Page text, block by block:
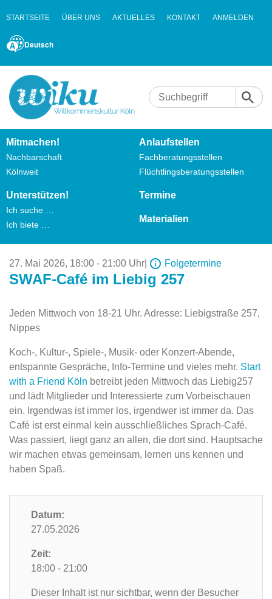
STARTSEITE ÜBER UNS AKTUELLES KONTAKT ANMELDEN
Deutsch
Mitmachen!
Nachbarschaft
Kölnweit
Anlaufstellen
Fachberatungsstellen
Flüchtlingsberatungsstellen
Unterstützen!
Ich suche …
Ich biete …
Termine
Materialien
27. Mai 2026, 18:00 - 21:00 Uhr Folgetermine
SWAF-Café im Liebig 257
Jeden Mittwoch von 18-21 Uhr. Adresse: Liebigstraße 257,
Nippes
Koch-, Kultur-, Spiele-, Musik- oder Konzert-Abende,
entspannte Gespräche, Info-Termine und vieles mehr. Start
with a Friend Köln betreibt jeden Mittwoch das Liebig257
und lädt Mitglieder und Interessierte zum Vorbeischauen
ein. Irgendwas ist immer los, irgendwer ist immer da. Das
Café ist erst einmal kein ausschließliches Sprach-Café.
Was passiert, liegt ganz an allen, die dort sind. Hauptsache
wir machen etwas gemeinsam, lernen uns kennen und
haben Spaß.
Datum:
27.05.2026
Zeit:
18:00 - 21:00
Dieser Inhalt ist nur sichtbar, wenn der Besucher